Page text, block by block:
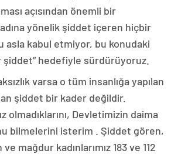
açısından önemli bir
yönelik şiddet içeren hiçbir
asla kabul etmiyor, bu konudaki
şiddet” hedefiyle sürdürüyoruz.
varsa o tüm insanlığa yapılan
şiddet bir kader değildir.
olmadıklarını, Devletimizin daima
bilmelerini isterim . Şiddet gören,
mağdur kadınlarımız 183 ve 112